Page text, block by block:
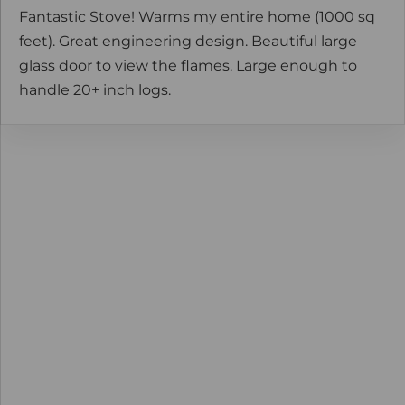
Fantastic Stove! Warms my entire home (1000 sq
feet). Great engineering design. Beautiful large
glass door to view the flames. Large enough to
handle 20+ inch logs.